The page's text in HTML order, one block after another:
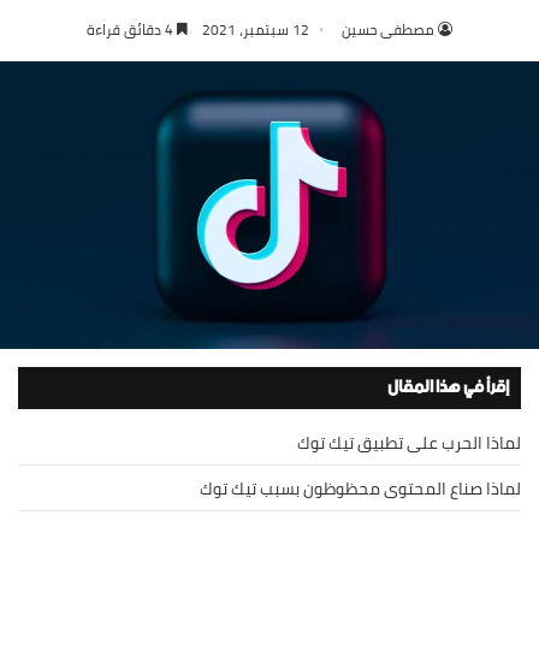
مصطفى حسين 12 سبتمبر، 2021
إقرأ في هذا المقال
لماذا الحرب على تطبيق تيك توك
لماذا صناع المحتوى محظوظون بسبب تيك توك